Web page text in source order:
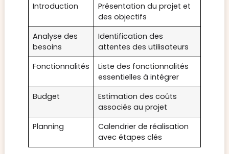
Introduction
Présentation du projet et
des objectifs
Analyse des
besoins
Identification des
attentes des utilisateurs
Fonctionnalités
Liste des fonctionnalités
essentielles à intégrer
Budget
Estimation des coûts
associés au projet
Planning
Calendrier de réalisation
avec étapes clés